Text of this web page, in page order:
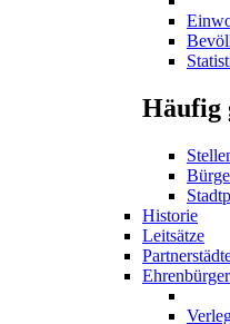
Häufig
Historie
Leitsätze
Ehrenbürger